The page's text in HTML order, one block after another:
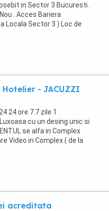
in Sector 3 Bucuresti .
. Acces Bariera
Locala Sector 3 ) Loc de
- JACUZZI
24 ore 7 7 zile 1
cu un desing unic si
se alfa in Complex
Video in Complex ( de la
acreditata